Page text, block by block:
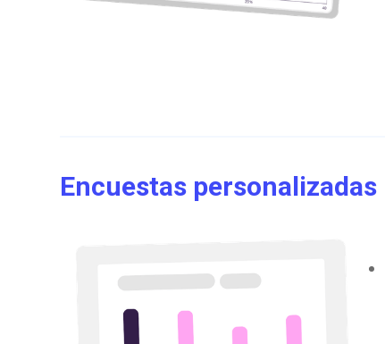
Encuestas personalizadas